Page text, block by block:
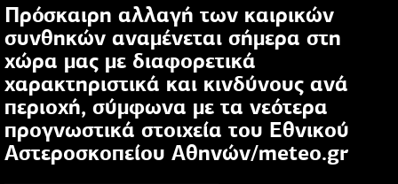
Πρόσκαιρη αλλαγή των καιρικών
συνθηκών αναμένεται σήμερα στη
χώρα μας με διαφορετικά
χαρακτηριστικά και κινδύνους ανά
περιοχή, σύμφωνα με τα νεότερα
προγνωστικά στοιχεία του Εθνικού
Αστεροσκοπείου Αθηνών/meteo.gr